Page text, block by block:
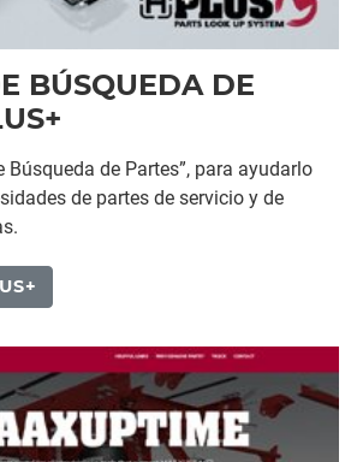
BÚSQUEDA DE
Búsqueda de Partes”, para ayudarlo
de partes de servicio y de